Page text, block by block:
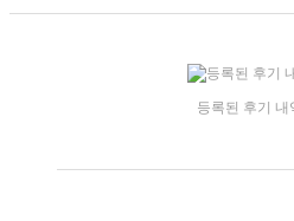
등록된 후기